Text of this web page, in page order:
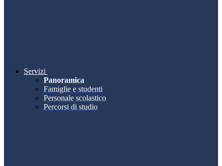
Servizi
Panoramica
Famiglie e studenti
Personale scolastico
Percorsi di studio